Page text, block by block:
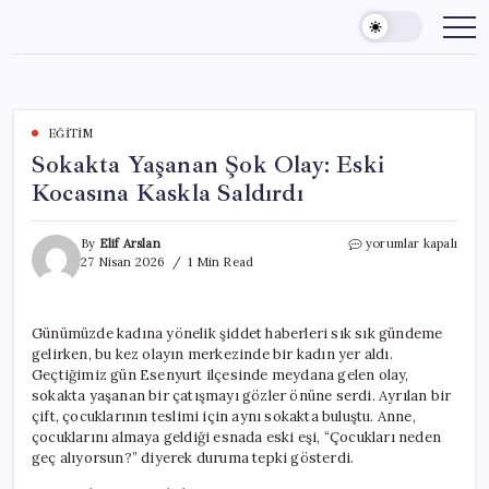
content
EĞITIM
Sokakta Yaşanan Şok Olay: Eski
Kocasına Kaskla Saldırdı
By Elif Arslan
27 Nisan 2026
1 Min Read
Sokakta
Kocasına
Kaskla
Saldırdı
için
yorumlar kapalı
Günümüzde kadına yönelik şiddet haberleri sık sık gündeme
gelirken, bu kez olayın merkezinde bir kadın yer aldı.
Geçtiğimiz gün Esenyurt ilçesinde meydana gelen olay,
sokakta yaşanan bir çatışmayı gözler önüne serdi. Ayrılan bir
çift, çocuklarının teslimi için aynı sokakta buluştu. Anne,
çocuklarını almaya geldiği esnada eski eşi, “Çocukları neden
geç alıyorsun?” diyerek duruma tepki gösterdi.